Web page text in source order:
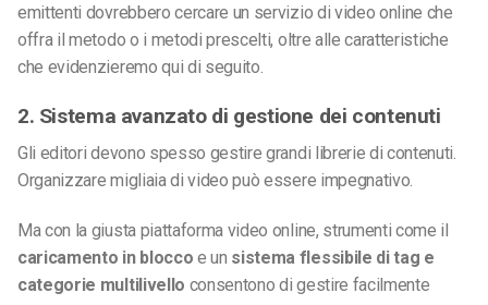
emittenti dovrebbero cercare un servizio di video online che
offra il metodo o i metodi prescelti, oltre alle caratteristiche
che evidenzieremo qui di seguito.
2. Sistema avanzato di gestione dei contenuti
Gli editori devono spesso gestire grandi librerie di contenuti.
Organizzare migliaia di video può essere impegnativo.
Ma con la giusta piattaforma video online, strumenti come il
caricamento in blocco e un sistema flessibile di tag e
categorie multilivello consentono di gestire facilmente